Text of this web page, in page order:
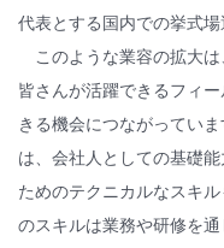
代表とする国内での挙式場
このような業容の拡大は
皆さんが活躍できるフィ
きる機会につながってい
は、会社人としての基礎
ためのテクニカルなスキ
のスキルは業務や研修を